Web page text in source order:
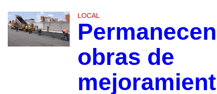
LOCAL
Permanecen
obras de